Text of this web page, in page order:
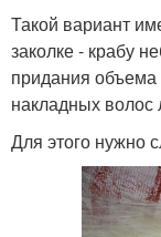
Такой вариант
заколке - крабу
придания
накладных волос
Для этого нужно